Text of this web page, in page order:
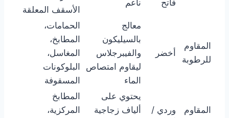
فاتح ناعم
الأسقف المعلقة
المقاوم
للرطوبة
أخضر
معالج
بالسيليكون
والفيبرجلاس
ليقاوم امتصاص
الماء
الحمامات،
المطابخ،
المغاسل،
البلوكونات
المسقوفة
المقاوم
وردي /
يحتوي على
ألياف زجاجية
المطابخ
المركزية،